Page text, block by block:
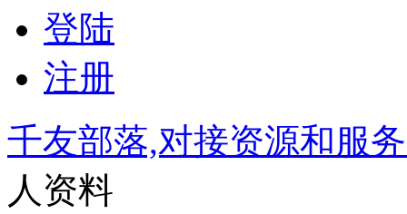
登陆
注册
千友部落,对接资源和服
人资料